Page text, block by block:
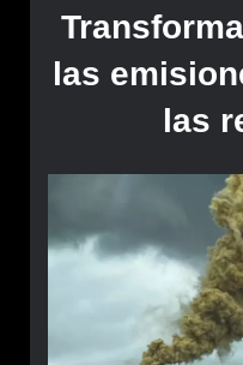
las
las